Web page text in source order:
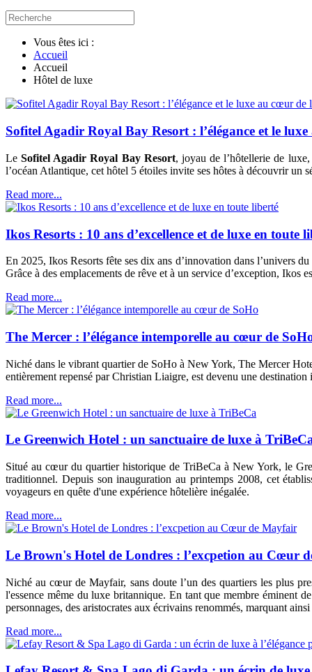
Vous êtes ici :
Accueil
Accueil
Hôtel de luxe
Sofitel Agadir Royal Bay Resort : l’élégance et le
LeSofitel Agadir Royal Bay Resort, joyau de l’hôtellerie de
l’océan Atlantique, cet hôtel 5 étoiles invite ses hôtes à découvrir un
Read more...
Ikos Resorts : 10 ans d’excellence et de luxe en toute
En 2025, Ikos Resorts fête ses dix ans d’innovation dans l’univers
Grâce à des emplacements de rêve et à un service d’exception, Ikos
Read more...
The Mercer : l’élégance intemporelle au cœur de
Niché dans le vibrant quartier de SoHo à New York, The Mercer
entièrement repensé par Christian Liaigre, est devenu une
Read more...
Le Greenwich Hotel : un sanctuaire de luxe à
Situé au cœur du quartier historique de TriBeCa à New York, le
traditionnel. Depuis son inauguration au printemps 2008, cet
voyageurs en quête d'une expérience hôtelière inégalée.
Read more...
Le Brown's Hotel de Londres : l’excpetion au Cœur
Niché au cœur de Mayfair, sans doute l’un des quartiers les plus
l'essence même du luxe britannique. En tant que membre éminent
personnages, des aristocrates aux écrivains renommés, marquant
Read more...